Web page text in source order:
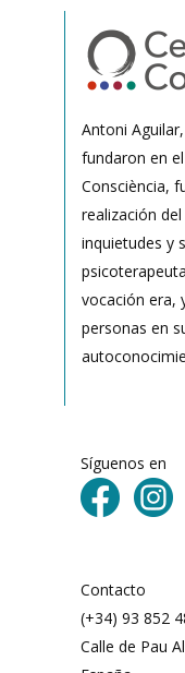
Antoni
fundaron en
Consciència,
realización
inquietudes y
vocación era,
personas en
Síguenos en
Contacto
(+34) 93 852
Calle de Pau